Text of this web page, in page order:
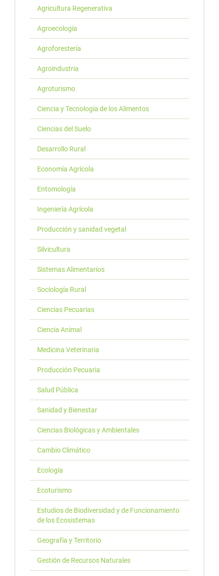
Agricultura Regenerativa
Agroecología
Agroforestería
Agroindustria
Agroturismo
Ciencia y Tecnología de los Alimentos
Ciencias del Suelo
Desarrollo Rural
Economía Agrícola
Entomología
Ingeniería Agrícola
Producción y sanidad vegetal
Silvicultura
Sistemas Alimentarios
Sociología Rural
Ciencias Pecuarias
Ciencia Animal
Medicina Veterinaria
Producción Pecuaria
Salud Pública
Sanidad y Bienestar
Ciencias Biológicas y Ambientales
Cambio Climático
Ecología
Ecoturismo
Estudios de Biodiversidad y de Funcionamiento
de los Ecosistemas
Geografía y Territorio
Gestión de Recursos Naturales